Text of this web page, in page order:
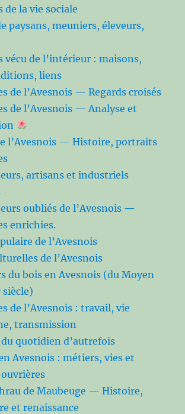
de la vie sociale
paysans, meuniers, éleveurs,
vécu de l’intérieur : maisons,
liens
de l’Avesnois — Regards croisés
de l’Avesnois — Analyse et
l’Avesnois — Histoire, portraits
artisans et industriels
oubliés de l’Avesnois —
enrichies.
de l’Avesnois
de l’Avesnois
du bois en Avesnois (du Moyen
siècle)
de l’Avesnois : travail, vie
transmission
quotidien d’autrefois
Avesnois : métiers, vies et
de Maubeuge — Histoire,
et renaissance